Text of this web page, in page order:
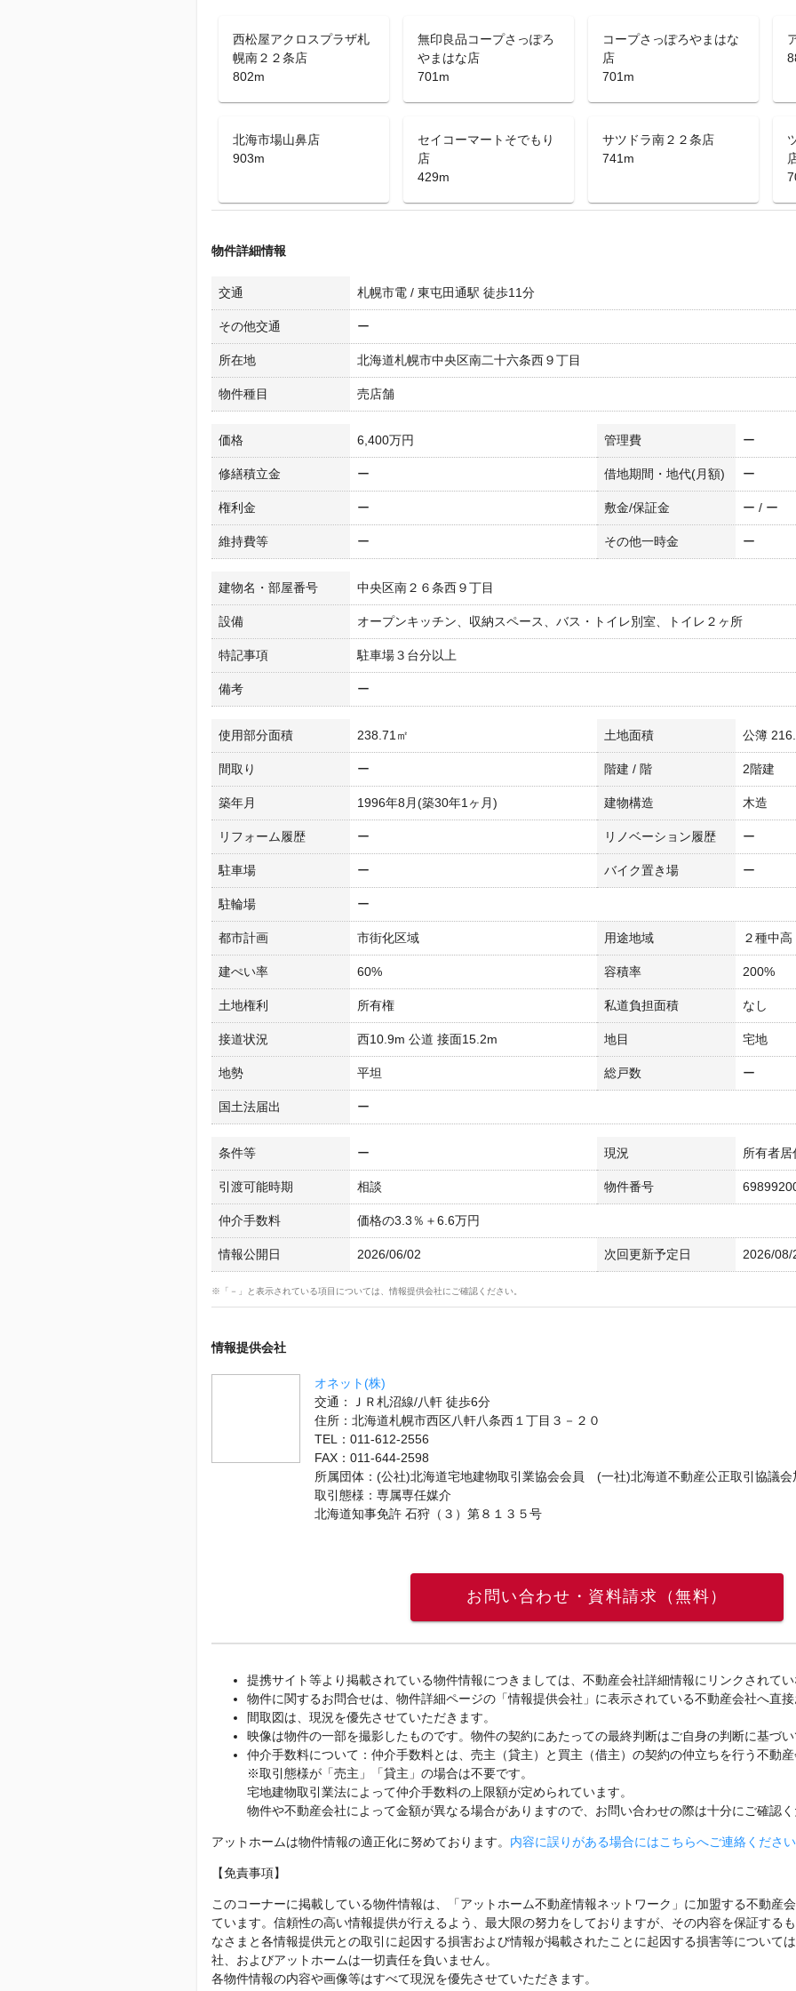
西松屋アクロスプラザ札
幌南２２条店
802m
無印良品コープさっぽろ
やまはな店
701m
コープさっぽろやまはな
店
701m
北海市場山鼻店
903m
セイコーマートそでもり
店
429m
サツドラ南２２条店
741m
物件詳細情報
交通 札幌市電 / 東屯田通駅 徒歩11分
その他交通 ー
所在地 北海道札幌市中央区南二十六条西９丁目
物件種目 売店舗
価格 6,400万円 管理費 ー
修繕積立金 ー 借地期間・地代(月額) ー
権利金 ー 敷金/保証金 ー / ー
維持費等 ー その他一時金 ー
建物名・部屋番号 中央区南２６条西９丁目
設備 オープンキッチン、収納スペース、バス・トイレ別室、トイレ２ヶ所
特記事項 駐車場３台分以上
備考 ー
使用部分面積 238.71㎡ 土地面積 公簿
間取り ー 階建 / 階 2階建
築年月 1996年8月(築30年1ヶ月) 建物構造 木造
リフォーム履歴 ー リノベーション履歴 ー
駐車場 ー バイク置き場 ー
駐輪場 ー
都市計画 市街化区域 用途地域 ２種中高
建ぺい率 60% 容積率 200%
土地権利 所有権 私道負担面積 なし
接道状況 西10.9m 公道 接面15.2m 地目 宅地
地勢 平坦 総戸数 ー
国土法届出 ー
条件等 ー 現況 所有者居
引渡可能時期 相談 物件番号
仲介手数料 価格の3.3％＋6.6万円
情報公開日 2026/06/02 次回更新予定日 2026/08/
※「－」と表示されている項目については、情報提供会社にご確認ください。
情報提供会社
オネット(株)
交通：ＪＲ札沼線/八軒 徒歩6分
住所：北海道札幌市西区八軒八条西１丁目３－２０
TEL：011-612-2556
FAX：011-644-2598
所属団体：(公社)北海道宅地建物取引業協会会員 (一社)北海道不動産公正取引協議会
取引態様：専属専任媒介
北海道知事免許 石狩（３）第８１３５号
お問い合わせ・資料請求（無料）
提携サイト等より掲載されている物件情報につきましては、不動産会社詳細情報にリンクされて
物件に関するお問合せは、物件詳細ページの「情報提供会社」に表示されている不動産会社へ直
間取図は、現況を優先させていただきます。
映像は物件の一部を撮影したものです。物件の契約にあたっての最終判断はご自身の判断に基づ
仲介手数料について：仲介手数料とは、売主（貸主）と買主（借主）の契約の仲立ちを行う不動
※取引態様が「売主」「貸主」の場合は不要です。
宅地建物取引業法によって仲介手数料の上限額が定められています。
物件や不動産会社によって金額が異なる場合がありますので、お問い合わせの際は十分にご確認
アットホームは物件情報の適正化に努めております。 内容に誤りがある場合にはこちらへご連絡くださ
【免責事項】
このコーナーに掲載している物件情報は、「アットホーム不動産情報ネットワーク」に加盟する不動産
ています。信頼性の高い情報提供が行えるよう、最大限の努力をしておりますが、その内容を保証する
なさまと各情報提供元との取引に起因する損害および情報が掲載されたことに起因する損害等について
社、およびアットホームは一切責任を負いません。
各物件情報の内容や画像等はすべて現況を優先させていただきます。